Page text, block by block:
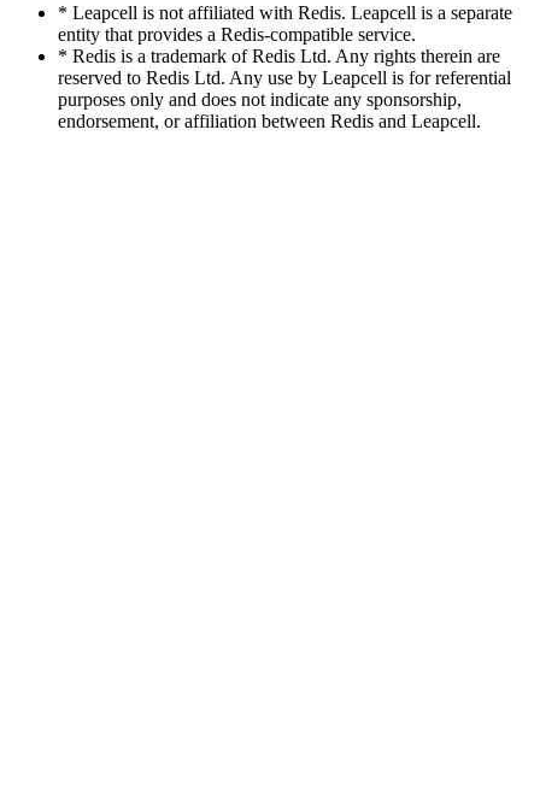
* Leapcell is not affiliated with Redis. Leapcell is a separate
entity that provides a Redis-compatible service.
* Redis is a trademark of Redis Ltd. Any rights therein are
reserved to Redis Ltd. Any use by Leapcell is for referential
purposes only and does not indicate any sponsorship,
endorsement, or affiliation between Redis and Leapcell.